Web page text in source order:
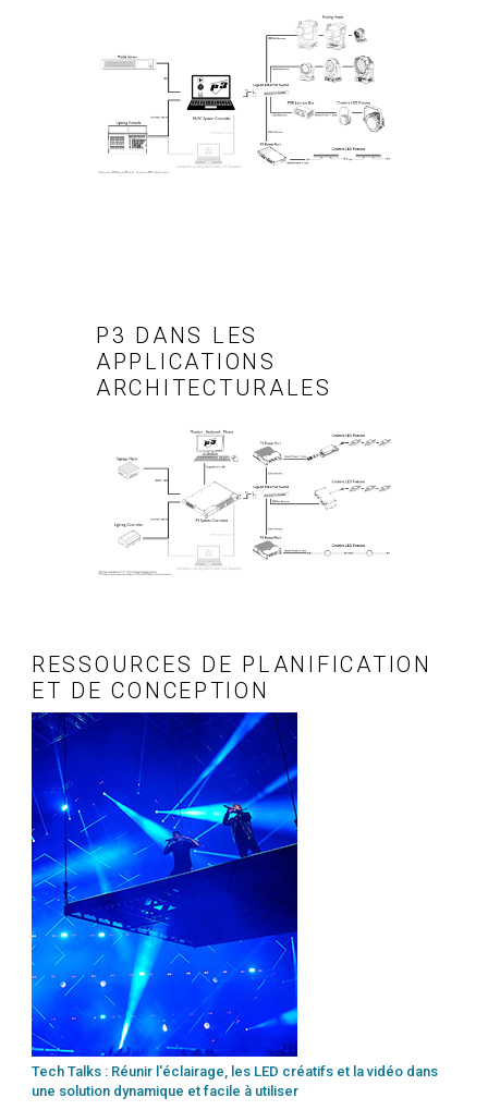
P3 DANS LES
APPLICATIONS
ARCHITECTURALES
RESSOURCES DE PLANIFICATION
ET DE CONCEPTION
Tech Talks : Réunir l'éclairage, les LED créatifs et la vidéo dans
une solution dynamique et facile à utiliser